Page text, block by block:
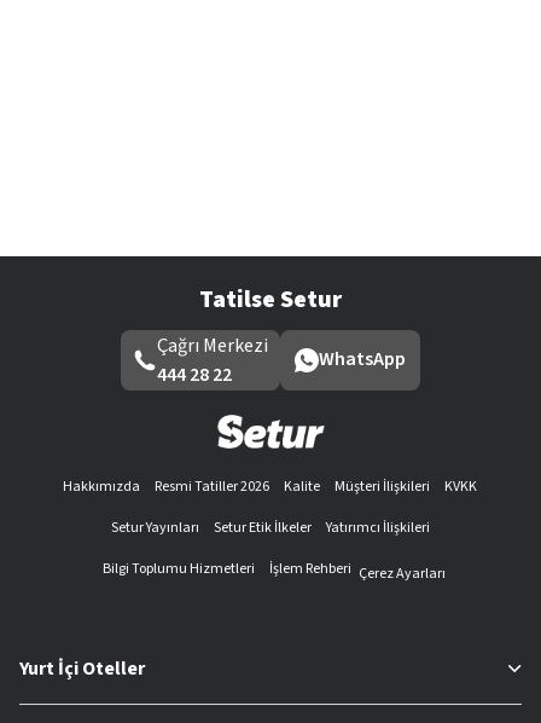
Tatilse Setur
Çağrı Merkezi
444 28 22
WhatsApp
Hakkımızda Resmi Tatiller 2026 Kalite Müşteri İlişkileri
KVKK
Setur Yayınları
Setur Etik İlkeler
Yatırımcı İlişkileri
Bilgi Toplumu Hizmetleri
İşlem Rehberi Çerez Ayarları
Yurt İçi Oteller